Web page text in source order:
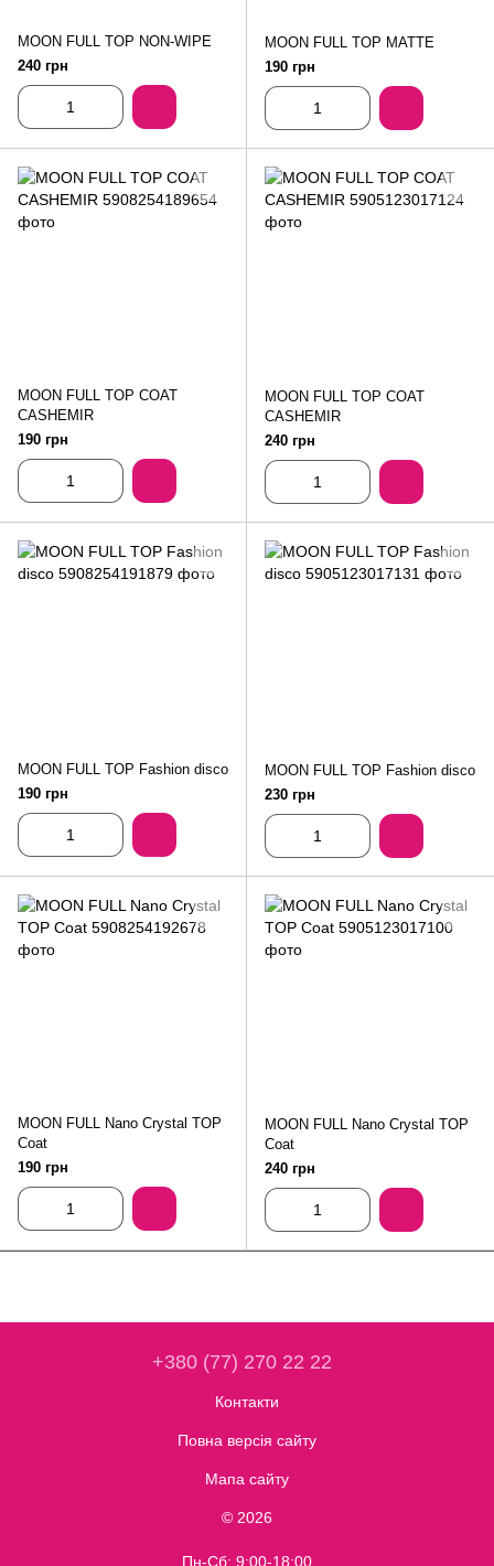
MOON FULL TOP NON-WIPE
240 грн
MOON FULL TOP MATTE
190 грн
MOON FULL TOP COAT
CASHEMIR
190 грн
MOON FULL TOP COAT
CASHEMIR
240 грн
MOON FULL TOP Fashion disco
190 грн
MOON FULL TOP Fashion disco
230 грн
MOON FULL Nano Crystal TOP
Coat
190 грн
MOON FULL Nano Crystal TOP
Coat
240 грн
+380 (77) 270 22 22
Контакти
Повна версія сайту
Мапа сайту
© 2026
Пн-Сб: 9:00-18:00